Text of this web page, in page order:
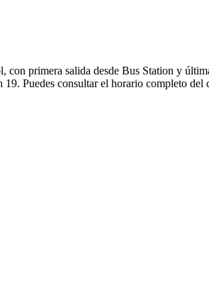
primera salida desde Bus Station y
Puedes consultar el horario completo del